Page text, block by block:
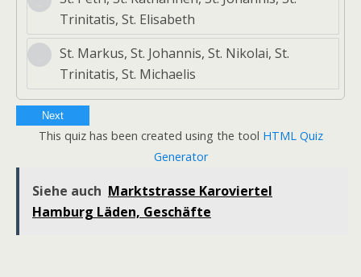
Trinitatis, St. Elisabeth
St. Markus, St. Johannis, St. Nikolai, St.
Trinitatis, St. Michaelis
Next
This quiz has been created using the tool HTML Quiz
Generator
Siehe auch Marktstrasse Karoviertel
Hamburg Läden, Geschäfte